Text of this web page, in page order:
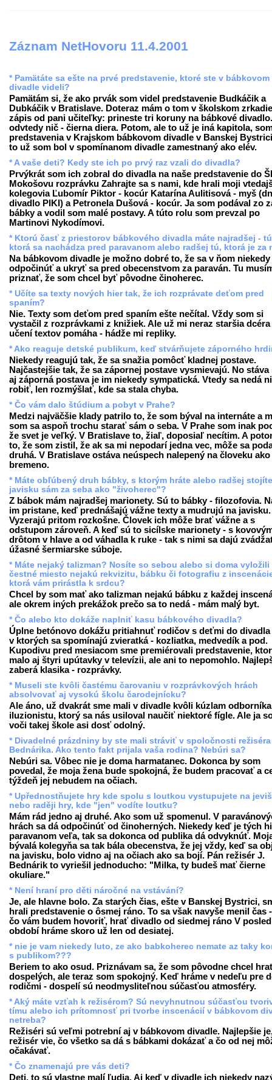
Záznam NetHovoru 11.4.2001
* Pamätáte sa ešte na prvé predstavenie, ktoré ste v bábkovom
divadle videli?
Pamätám si, že ako prvák som videl predstavenie Budkáčik a
Dubkáčik v Bratislave. Doteraz mám o tom v školskom
zápis od pani učiteľky: prineste tri koruny na bábkové
odvtedy nič - čierna diera. Potom, ale to už je iná kapitola,
predstavenia v Krajskom bábkovom divadle v Banskej
to už som bol v spomínanom divadle zamestnaný ako elév.
* A vaše deti? Kedy ste ich po prvý raz vzali do divadla?
Prvýkrát som ich zobral do divadla na naše predstavenie do
Mokošovu rozprávku Zahrajte sa s nami, kde hrali moji
kolegovia Ľubomír Piktor - kocúr Katarína Aulitisová - myš
divadlo PIKI) a Petronela Dušová - kocúr. Ja som podával zo
bábky a vodil som malé postavy. A túto rolu som prevzal po
Martinovi Nykodímovi.
* Ktorú časť z priestorov bábkového divadla máte najradšej -
ktorá sa nachádza pred paravanom alebo radšej tú, ktorá je za
Na bábkovom divadle je možno dobré to, že sa v ňom niekedy
odpočinúť a ukryť sa pred obecenstvom za paraván. Tu
priznať, že som chcel byť pôvodne činoherec.
* Učíte sa texty nových hier tak, že ich rozprávate deťom pred
spaním?
Nie. Texty som deťom pred spaním ešte nečítal. Vždy som si
vystačil z rozprávkami z knižiek. Ale už mi neraz staršia
učení textov pomáha - hádže mi repliky.
* Ako reaguje detské publikum, keď stvárňujete záporného
Niekedy reagujú tak, že sa snažia pomôcť kladnej postave.
Najčastejšie tak, že sa zápornej postave vysmievajú. No stáva
aj záporná postava je im niekedy sympatická. Vtedy sa nedá
robiť, len rozmýšlať, kde sa stala chyba.
* Čo vám dalo štúdium a pobyt v Prahe?
Medzi najväčšie klady patrilo to, že som býval na internáte a
som sa aspoň trochu starať sám o seba. V Prahe som inak
že svet je veľký. V Bratislave to, žiaľ, doposiaľ necítim. A
to, že som zistil, že ak sa mi nepodarí jedna vec, môže sa
druhá. V Bratislave ostáva neúspech nalepený na človeku ako
bremeno.
* Máte obľúbený druh bábky, s ktorým hráte alebo radšej
javisku sám za seba ako "živoherec"?
Z bábok mám najradšej marionety. Sú to bábky - filozofovia.
im pristane, keď prednášajú vážne texty a mudrujú na javisku.
Vyzerajú pritom rozkošne. Človek ich môže brať vážne a s
odstupom zároveň. A keď sú to sicílske marionety - s
drôtom v hlave a od váhadla k ruke - tak s nimi sa dajú
úžasné šermiarske súboje.
* Máte nejaký talizman? Nosíte so sebou alebo si doma vyložili
čestné miesto nejakú rekvizitu, bábku či fotografiu z
ktorá vám prirástla k srdcu?
Chcel by som mať ako talizman nejakú bábku z každej
ale okrem iných prekážok prečo sa to nedá - mám malý byt.
* Čo alebo kto dokáže naplniť kasu bábkového divadla?
Úplne betónovo dokážu pritiahnuť rodičov s deťmi do
v ktorých sa spomínajú zvieratká - kozliatka, medvedík a pod.
Kupodivu pred mesiacom sme premiérovali predstavenie,
malo aj štyri upútavky v televízii, ale ani to nepomohlo.
zaberá klasika - rozprávky.
* Museli ste kvôli častému čarovaniu v rozprávkových hrách
absolvovať aj vysokú školu čarodejnícku?
Ale áno, už dvakrát sme mali v divadle kvôli kúzlam odborníka
iluzionistu, ktorý sa nás usiloval naučiť niektoré fígle. Ale ja
voči takej škole asi dosť odolný.
* Divadelné prázdniny by ste mali stráviť v spoločnosti režiséra
Bednárika. Ako tento fakt prijala vaša rodina? Nebúri sa?
Nebúri sa. Vôbec nie je doma harmatanec. Dokonca by som
povedal, že moja žena bude spokojná, že budem pracovať a
týždeň jej nebudem na očiach.
* Upřednostňujete hry kde spolu s loutkou vystupujete na
nebo raději hry, kde "jen" vodíte loutku?
Mám rád jedno aj druhé. Ako som už spomenul. V
hrách sa dá odpočinúť od činoherných. Niekedy keď je tých
paravanom veľa, tak sa dokonca od publika dá odvyknúť.
bývalá kolegyňa sa tak bála obecenstva, že jej vždy, keď sa
na javisku, bolo vidno aj na očiach ako sa bojí. Pán režisér J.
Bednárik to vyriešil jednoducho: "Milka, ty budeš mať čierne
okuliare."
* Není hraní pro děti náročné na vstávání?
Je, ale hlavne bolo. Za starých čias, ešte v Banskej Bystrici,
hrali predstavenie o ôsmej ráno. To sa však navyše menil čas
čo vám budem hovoriť, hrať divadlo od siedmej ráno V
období hráme skoro už len od desiatej.
* nie je vam niekedy luto, ze ako babkoherec nemate az taky
s publikom???
Beriem to ako osud. Priznávam sa, že som pôvodne chcel
dospelých, ale teraz som spokojný. Keď hráme v nedeľu pre
rodičmi - dospelí sú neodmysliteľnou súčasťou atmosféry.
* Aký máte vzťah k režisérom? Sú nevyhnutnou súčasťou
tímu alebo ich prítomnosť pri tvorbe inscenácií v bábkovom
netreba?
Režiséri sú veľmi potrební aj v bábkovom divadle. Najlepšie
režisér vie, čo všetko sa dá s bábkami dokázať a čo od nej
očakávať.
* Čo znamenajú pre vás deti?
Deti, to sú vlastne malí ľudia. Aj keď v divadle ich niekedy